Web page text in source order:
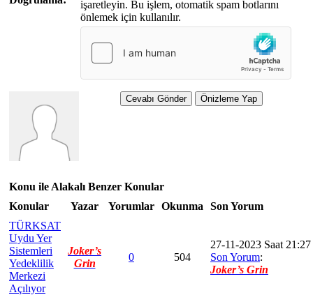
işaretleyin. Bu işlem, otomatik spam botlarını
önlemek için kullanılır.
Konu ile Alakalı Benzer Konular
Konular
Yazar Yorumlar Okunma
Son Yorum
TÜRKSAT
Uydu Yer
Sistemleri
Yedeklilik
Merkezi
Açılıyor
Joker’s
Grin
0 504
27-11-2023 Saat 21:27
Son Yorum:
Joker’s Grin